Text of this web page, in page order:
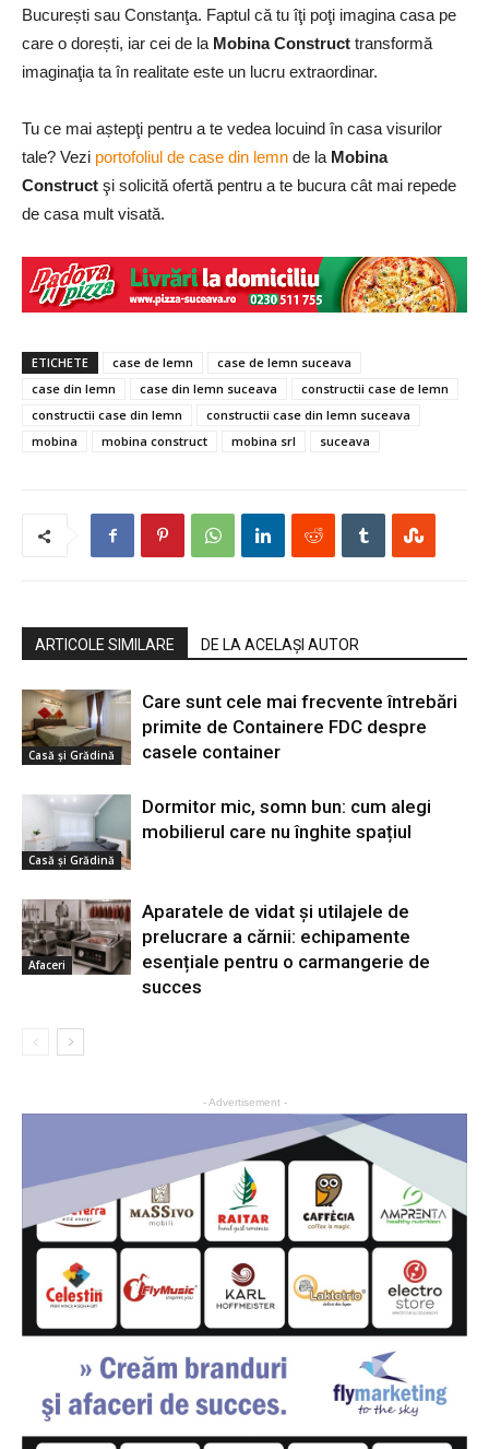
București sau Constanţa. Faptul că tu îţi poţi imagina casa pe
care o dorești, iar cei de la Mobina Construct transformă
imaginaţia ta în realitate este un lucru extraordinar.
Tu ce mai aștepţi pentru a te vedea locuind în casa visurilor
tale? Vezi portofoliul de case din lemn de la Mobina
Construct şi solicită ofertă pentru a te bucura cât mai repede
de casa mult visată.
ETICHETE case de lemn
case de lemn suceava
case din lemn
case din lemn suceava
constructii case de lemn
constructii case din lemn
constructii case din lemn suceava
mobina
mobina construct mobina srl suceava
ARTICOLE SIMILARE DE LA ACELAȘI AUTOR
Casă şi Grădină
Care sunt cele mai frecvente întrebări
primite de Containere FDC despre
casele container
Casă şi Grădină
Dormitor mic, somn bun: cum alegi
mobilierul care nu înghite spațiul
Afaceri
Aparatele de vidat și utilajele de
prelucrare a cărnii: echipamente
esențiale pentru o carmangerie de
succes
- Advertisement -